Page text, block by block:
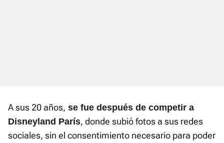
A sus 20 años, se fue después de competir a
Disneyland París, donde subió fotos a sus redes
sociales, sin el consentimiento necesario para poder